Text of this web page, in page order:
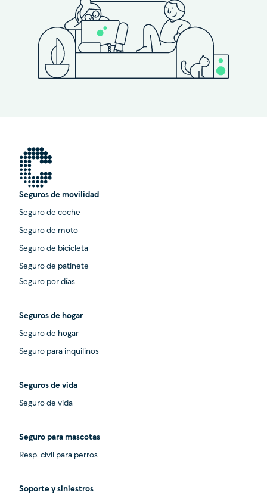
Seguros de movilidad
Seguro de coche
Seguro de moto
Seguro de bicicleta
Seguro de patinete
Seguro por días
Seguros de hogar
Seguro de hogar
Seguro para inquilinos
Seguros de vida
Seguro de vida
Seguro para mascotas
Resp. civil para perros
Soporte y siniestros